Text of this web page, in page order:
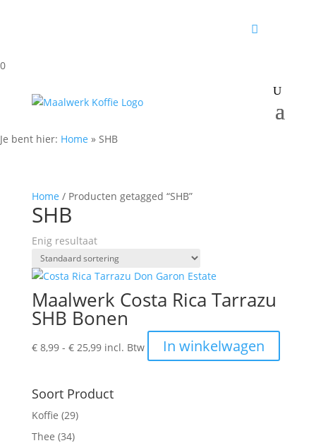
0
Je bent hier: Home » SHB
Home / Producten getagged “SHB”
SHB
Enig resultaat
Maalwerk Costa Rica Tarrazu
SHB Bonen
€8,99 - €25,99Prijsklasse:
€ 25,99
incl. Btw In winkelwagen
product
Soort Product
Koffie (29)
Thee (34)